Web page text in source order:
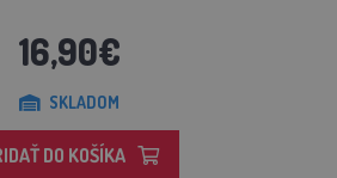
16,90€
SKLADOM
DO KOŠÍKA